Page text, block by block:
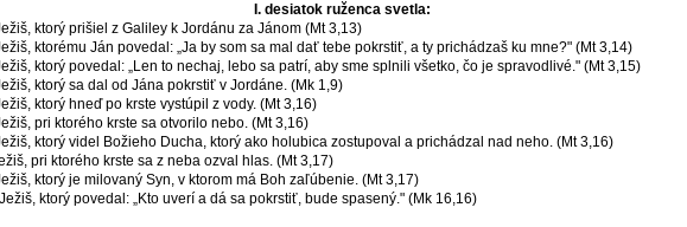
I. desiatok ruženca svetla:
ktorý prišiel z Galiley k Jordánu za Jánom (Mt 3,13)
ktorému Ján povedal: „Ja by som sa mal dať tebe pokrstiť, a ty prichádzaš ku mne?" (Mt 3,14)
ktorý povedal: „Len to nechaj, lebo sa patrí, aby sme splnili všetko, čo je spravodlivé." (Mt 3,15)
ktorý sa dal od Jána pokrstiť v Jordáne. (Mk 1,9)
ktorý hneď po krste vystúpil z vody. (Mt 3,16)
pri ktorého krste sa otvorilo nebo. (Mt 3,16)
ktorý videl Božieho Ducha, ktorý ako holubica zostupoval a prichádzal nad neho. (Mt 3,16)
pri ktorého krste sa z neba ozval hlas. (Mt 3,17)
ktorý je milovaný Syn, v ktorom má Boh zaľúbenie. (Mt 3,17)
ktorý povedal: „Kto uverí a dá sa pokrstiť, bude spasený." (Mk 16,16)